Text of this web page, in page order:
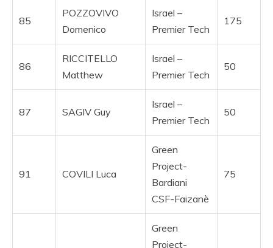
85
POZZOVIVO
Domenico
Israel –
Premier Tech
175
86
RICCITELLO
Matthew
Israel –
Premier Tech
50
87 SAGIV Guy
Israel –
Premier Tech
50
91 COVILI Luca
Green
Project-
Bardiani
CSF-Faizanè
75
Green
Project-